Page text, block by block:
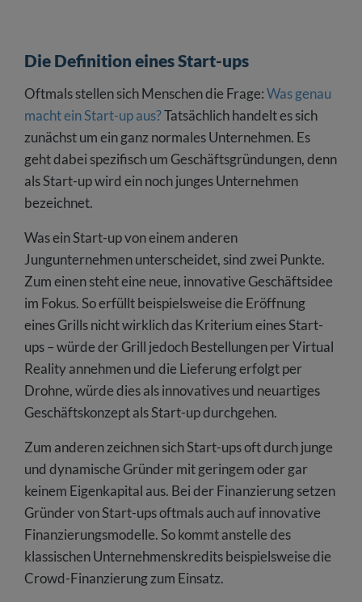
Die Definition eines Start-ups
Oftmals stellen sich Menschen die Frage:Was genau
macht ein Start-up aus?Tatsächlich handelt es sich
zunächst um ein ganz normales Unternehmen. Es
geht dabei spezifisch um Geschäftsgründungen, denn
als Start-up wird ein noch junges Unternehmen
bezeichnet.
Was ein Start-up von einem anderen
Jungunternehmen unterscheidet, sind zwei Punkte.
Zum einen steht eine neue, innovative Geschäftsidee
im Fokus. So erfüllt beispielsweise die Eröffnung
eines Grills nicht wirklich das Kriterium eines Start-
ups – würde der Grill jedoch Bestellungen per Virtual
Reality annehmen und die Lieferung erfolgt per
Drohne, würde dies als innovatives und neuartiges
Geschäftskonzept als Start-up durchgehen.
Zum anderen zeichnen sich Start-ups oft durch junge
und dynamische Gründer mit geringem oder gar
keinem Eigenkapital aus. Bei der Finanzierung setzen
Gründer von Start-ups oftmals auch auf innovative
Finanzierungsmodelle. So kommt anstelle des
klassischen Unternehmenskredits beispielsweise die
Crowd-Finanzierung zum Einsatz.